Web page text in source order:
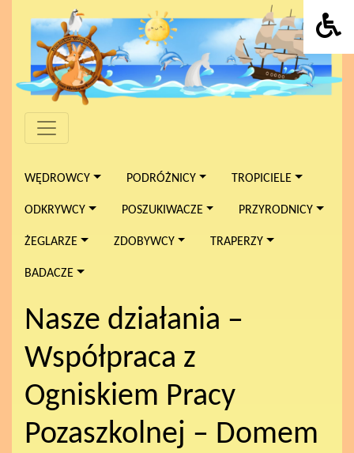
WĘDROWCY PODRÓŻNICY TROPICIELE
ODKRYWCY POSZUKIWACZE PRZYRODNICY
ŻEGLARZE ZDOBYWCY TRAPERZY
BADACZE
Nasze działania –
Współpraca z
Ogniskiem Pracy
Pozaszkolnej – Domem